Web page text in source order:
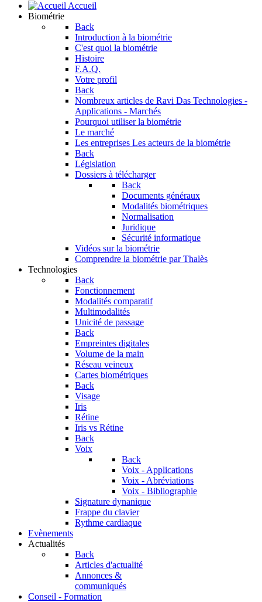
Accueil
Biométrie
Back
Introduction à la biométrie
C'est quoi la biométrie
Histoire
F.A.Q.
Votre profil
Back
Nombreux articles de Ravi Das Technologies -
Applications - Marchés
Pourquoi utiliser la biométrie
Le marché
Les entreprises Les acteurs de la biométrie
Back
Législation
Dossiers à télécharger
Back
Documents généraux
Modalités biométriques
Normalisation
Juridique
Sécurité informatique
Vidéos sur la biométrie
Comprendre la biométrie par Thalès
Technologies
Back
Fonctionnement
Modalités comparatif
Multimodalités
Unicité de passage
Back
Empreintes digitales
Volume de la main
Réseau veineux
Cartes biométriques
Back
Visage
Iris
Rétine
Iris vs Rétine
Back
Voix
Back
Voix - Applications
Voix - Abréviations
Voix - Bibliographie
Signature dynanique
Frappe du clavier
Rythme cardiaque
Evènements
Actualités
Back
Articles d'actualité
Annonces &
communiqués
Conseil - Formation